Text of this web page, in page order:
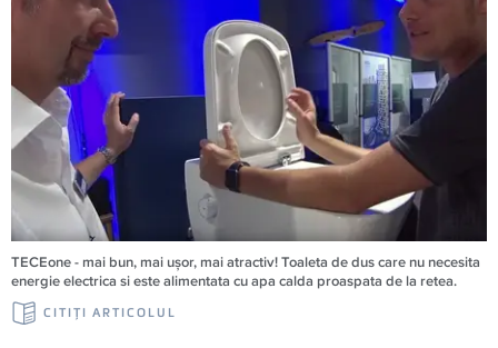
TECEone - mai bun, mai ușor, mai atractiv! Toaleta de dus care nu necesita
energie electrica si este alimentata cu apa calda proaspata de la retea.
CITIŢI ARTICOLUL